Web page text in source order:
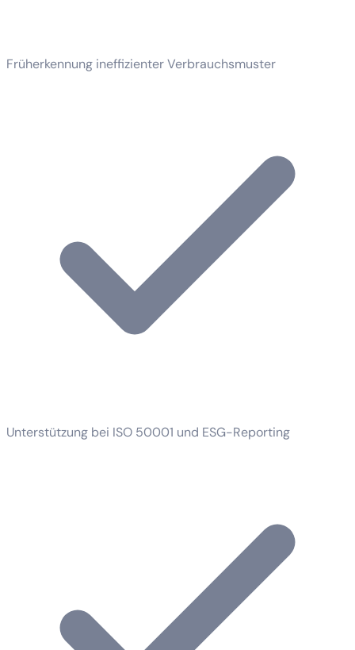
Früherkennung ineffizienter Verbrauchsmuster
Unterstützung bei ISO 50001 und ESG-Reporting